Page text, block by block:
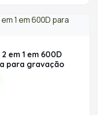
2 em 1 em 600D
para gravação